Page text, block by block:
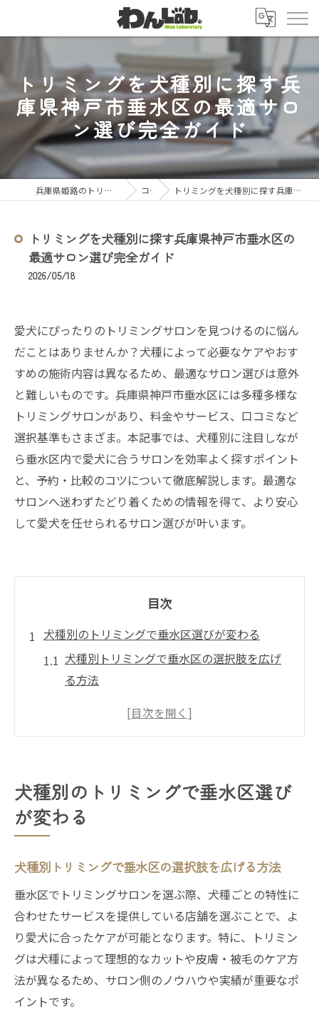
トリミングを犬種別に探す兵
庫県神戸市垂水区の最適サロ
ン選び完全ガイド
兵庫県姫路のトリミングならわんLab. (ワンラボ) コラム トリミングを犬種別に探す兵庫県神戸市垂水区の最適サロン選び完全ガイド
トリミングを犬種別に探す兵庫県神戸市垂水区の
最適サロン選び完全ガイド
2026/05/18
愛犬にぴったりのトリミングサロンを見つけるのに悩ん
だことはありませんか？犬種によって必要なケアやおす
すめの施術内容は異なるため、最適なサロン選びは意外
と難しいものです。兵庫県神戸市垂水区には多種多様な
トリミングサロンがあり、料金やサービス、口コミなど
選択基準もさまざま。本記事では、犬種別に注目しなが
ら垂水区内で愛犬に合うサロンを効率よく探すポイント
と、予約・比較のコツについて徹底解説します。最適な
サロンへ迷わずたどり着くための情報を得て、より安心
して愛犬を任せられるサロン選びが叶います。
目次
犬種別のトリミングで垂水区選びが変わる
犬種別トリミングで垂水区の選択肢を広げ
る方法
トリミングは犬種ごとの悩みを解決するカ
トリミング選びは犬種別にポイントを押さ
える
グ事情
垂水区の手頃なトリミングを探すコツ
垂水区でトリミング料金を比較するポイン
ト
安いトリミングを見つけるためのチェック
項目
垂水区で人気の手頃なトリミングサロン活
犬種別のトリミングで垂水区選び
が変わる
犬種別トリミングで垂水区の選択肢を広げる方法
垂水区でトリミングサロンを選ぶ際、犬種ごとの特性に
合わせたサービスを提供している店舗を選ぶことで、よ
り愛犬に合ったケアが可能となります。特に、トリミン
グは犬種によって理想的なカットや皮膚・被毛のケア方
法が異なるため、サロン側のノウハウや実績が重要なポ
イントです。